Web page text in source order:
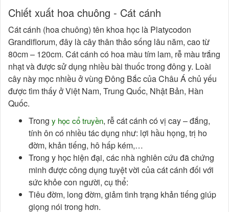
Chiết xuất hoa chuông - Cát cánh
Cát cánh (hoa chuông) tên khoa học là Platycodon
Grandiflorum, đây là cây thân thảo sống lâu năm, cao từ
80cm – 120cm. Cát cánh có hoa màu tím lam, rễ màu trắng
nhạt và được sử dụng nhiều bài thuốc trong đông y. Loài
cây này mọc nhiều ở vùng Đông Bắc của Châu Á chủ yếu
được tìm thấy ở Việt Nam, Trung Quốc, Nhật Bản, Hàn
Quốc.
Trong y học cổ truyền, rễ cát cánh có vị cay – đắng,
tính ôn có nhiều tác dụng như: lợi hầu họng, trị ho
đờm, khản tiếng, hô hấp kém,…
Trong y học hiện đại, các nhà nghiên cứu đã chứng
minh được công dụng tuyệt vời của cát cánh đối với
sức khỏe con người, cụ thể:
Tiêu đờm, long đờm, giảm tình trạng khản tiếng giúp
giọng nói trong hơn.